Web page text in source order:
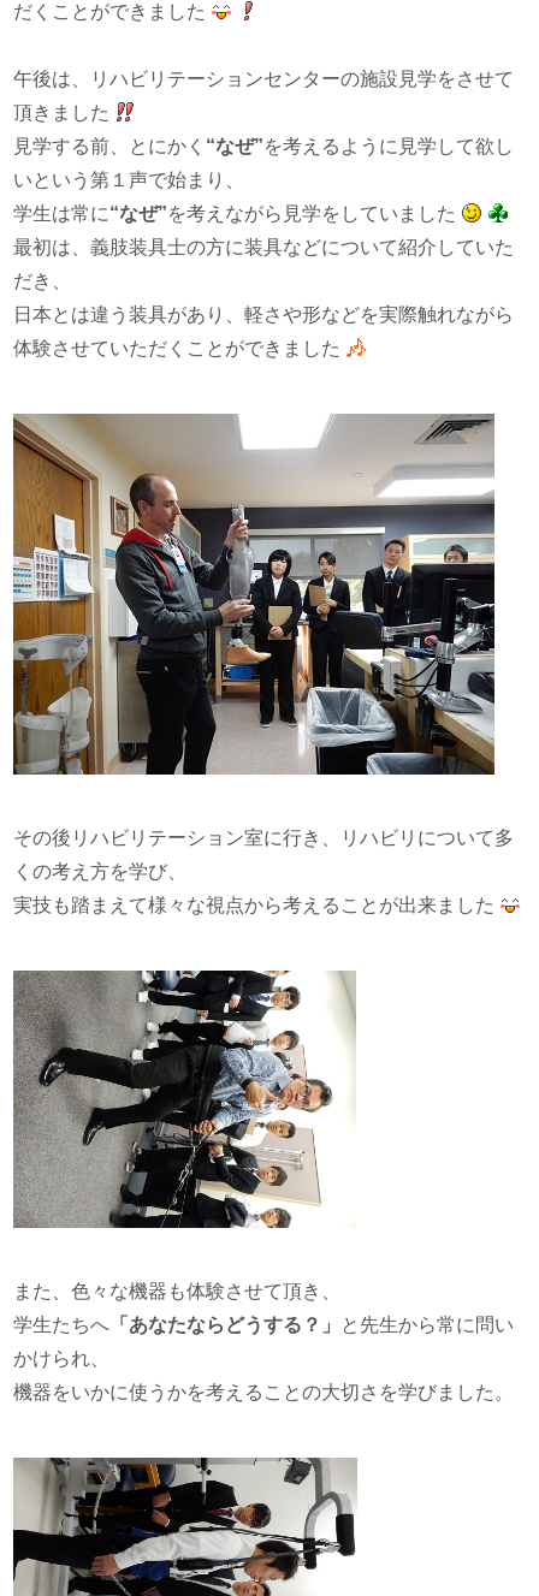
だくことができました
午後は、リハビリテーションセンターの施設見学をさせて
頂きました
見学する前、とにかく “なぜ”を考えるように見学して欲し
いという第１声で始まり、
学生は常に“なぜ”を考えながら見学をしていました
最初は、義肢装具士の方に装具などについて紹介していた
だき、
日本とは違う装具があり、軽さや形などを実際触れながら
体験させていただくことができました
その後リハビリテーション室に行き、リハビリについて多
くの考え方を学び、
実技も踏まえて様々な視点から考えることが出来ました
また、色々な機器も体験させて頂き、
学生たちへ 「あなたならどうする？」
と先生から常に問い
かけられ、
機器をいかに使うかを考えることの大切さを学びました。